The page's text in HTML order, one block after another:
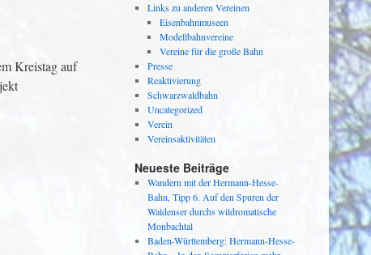
Kreistag auf
Links zu anderen Vereinen
Eisenbahnmuseen
Modellbahnvereine
Vereine für die große Bahn
Presse
Reaktivierung
Schwarzwaldbahn
Uncategorized
Verein
Vereinsaktivitäten
Neueste Beiträge
Wandern mit der Hermann-Hesse-
Bahn, Tipp 6. Auf den Spuren der
Waldenser durchs wildromatische
Monbachtal
Baden-Württemberg: Hermann-Hesse-